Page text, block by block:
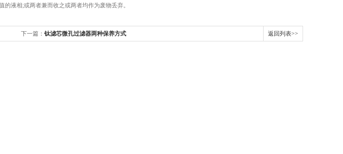
液相;或两者兼而收之或两者均作为废物丢弃。
下一篇： 钛滤芯微孔过滤器两种保养方式 返回列表>>